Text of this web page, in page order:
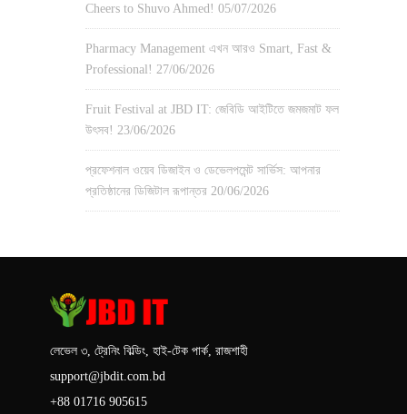
Cheers to Shuvo Ahmed! 05/07/2026
Pharmacy Management এখন আরও Smart, Fast &
Professional! 27/06/2026
Fruit Festival at JBD IT: জেবিডি আইটিতে জমজমাট ফল
উৎসব! 23/06/2026
প্রফেশনাল ওয়েব ডিজাইন ও ডেভেলপমেন্ট সার্ভিস: আপনার
প্রতিষ্ঠানের ডিজিটাল রূপান্তর 20/06/2026
লেভেল ৩, ট্রেনিং বিল্ডিং, হাই-টেক পার্ক, রাজশাহী
support@jbdit.com.bd
+88 01716 905615